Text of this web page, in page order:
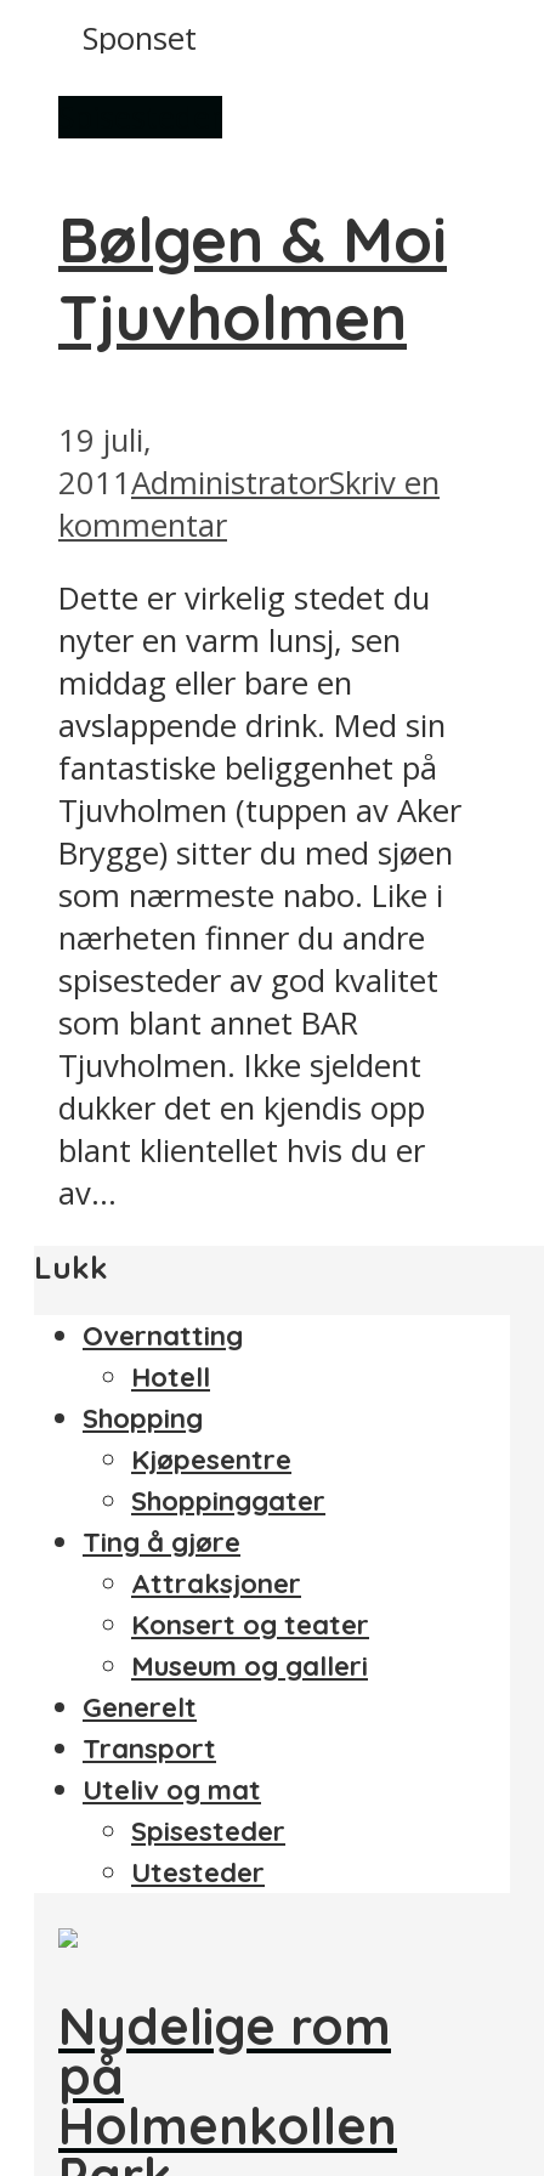
Sponset
Bølgen & Moi
Tjuvholmen
19 juli,
2011AdministratorSkriv en
kommentar
Dette er virkelig stedet du
nyter en varm lunsj, sen
middag eller bare en
avslappende drink. Med sin
fantastiske beliggenhet på
Tjuvholmen (tuppen av Aker
Brygge) sitter du med sjøen
som nærmeste nabo. Like i
nærheten finner du andre
spisesteder av god kvalitet
som blant annet BAR
Tjuvholmen. Ikke sjeldent
dukker det en kjendis opp
blant klientellet hvis du er
av...
Lukk
Overnatting
Hotell
Shopping
Kjøpesentre
Shoppinggater
Ting å gjøre
Attraksjoner
Konsert og teater
Museum og galleri
Generelt
Transport
Uteliv og mat
Spisesteder
Utesteder
Nydelige rom
på
Holmenkollen